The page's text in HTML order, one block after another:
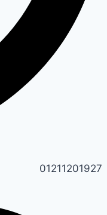
01211201927